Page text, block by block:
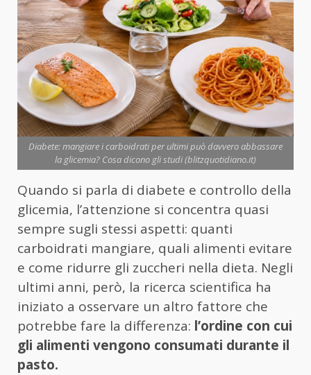
Diabete: mangiare i carboidrati per ultimi può davvero abbassare
la glicemia? Cosa dicono gli studi (blitzquotidiano.it)
Quando si parla di diabete e controllo della
glicemia, l’attenzione si concentra quasi
sempre sugli stessi aspetti: quanti
carboidrati mangiare, quali alimenti evitare
e come ridurre gli zuccheri nella dieta. Negli
ultimi anni, però, la ricerca scientifica ha
iniziato a osservare un altro fattore che
potrebbe fare la differenza: l’ordine con cui
gli alimenti vengono consumati durante il
pasto.